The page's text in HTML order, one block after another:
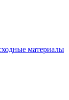
материалы